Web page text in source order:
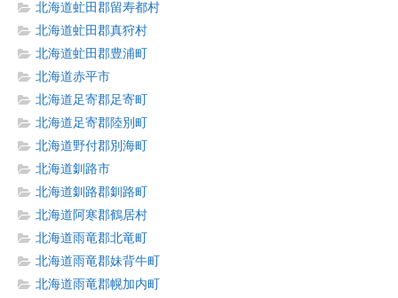
北海道虻田郡留寿都村
北海道虻田郡真狩村
北海道虻田郡豊浦町
北海道赤平市
北海道足寄郡足寄町
北海道足寄郡陸別町
北海道野付郡別海町
北海道釧路市
北海道釧路郡釧路町
北海道阿寒郡鶴居村
北海道雨竜郡北竜町
北海道雨竜郡妹背牛町
北海道雨竜郡幌加内町